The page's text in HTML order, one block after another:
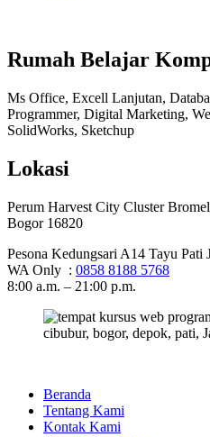
Rumah Belajar
Ms Office, Excell Lanjutan,
Programmer, Digital Marketing,
SolidWorks, Sketchup
Lokasi
Perum Harvest City Cluster
Bogor 16820
Pesona Kedungsari A14 Tayu Pati
WA Only : 0858 8188 5768
8:00 a.m. – 21:00 p.m.
Beranda
Tentang Kami
Kontak Kami